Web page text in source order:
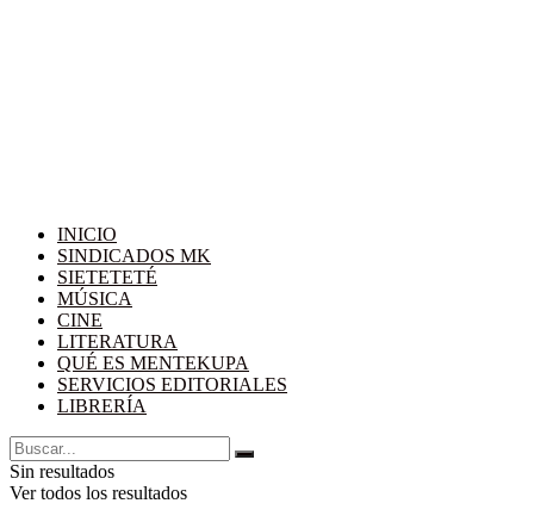
INICIO
SINDICADOS MK
SIETETETÉ
MÚSICA
CINE
LITERATURA
QUÉ ES MENTEKUPA
SERVICIOS EDITORIALES
LIBRERÍA
Sin resultados
Ver todos los resultados